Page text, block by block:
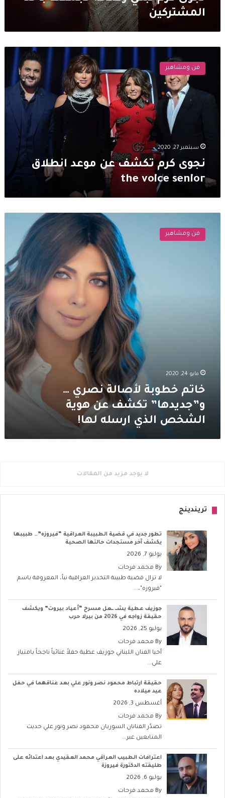
تجمعها
المشتركين
تكشف
موعد
فن ومشاهير
سبتمبر 27, 2020
نجوى كرم تكشف عن موعد انطلاق
the voice senior
خطوبة
لأصالة
فن ومشاهير
مايو 24, 2020
خاتم خطوبة لأصالة نصري …
و”جديدها” تكشف عن هوية
الشخص الذي ارسله لها!
لا يوجد مزيد من المقالات
تريندينج
تطور جديد في قضية الطبيبة العراقية “فيروزه”… طبيبها
يكشف آخر مستجدات حالتها الصحية
يوليو 7, 2026
By محمد فرحات
لا تزال قضية طبيبة التخدير العراقية نبأ، المعروفة باسم
"فيروزه"،...
جوزيف عطية يشــ ــعل مسرح “أعياد بيروت” ويكشف
حقيقة زواجه في 2026 من بيرلا حرب
يوليو 25, 2026
By محمد فرحات
أحيا الفنان اللبناني جوزيف عطية حفلاً غنائياً ناجحاً بامتياز
على...
حقيقة ارتباط محمود نصر ونور علي بعد عناقهما في حفل
عيد ميلاده
أغسطس 3, 2026
By محمد فرحات
تصدّر الفنانان السوريان محمود نصر ونور علي حديث
المتابعين عبر...
اعترافات الطبيب العراقي محمد العقيدي بعد اعتدائه على
طليقته الدكتورة فيروزة
يوليو 6, 2026
By محمد فرحات